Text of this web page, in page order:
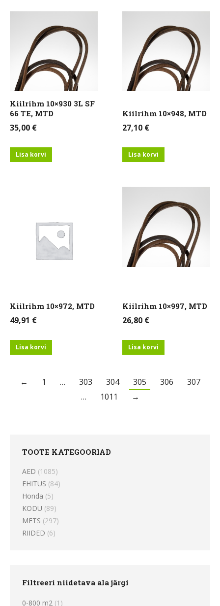
Kiilrihm 10×930 3L SF
66 TE, MTD
35,00 €
Lisa korvi
Kiilrihm 10×948, MTD
27,10 €
Lisa korvi
Kiilrihm 10×972, MTD
49,91 €
Lisa korvi
Kiilrihm 10×997, MTD
26,80 €
Lisa korvi
← 1 … 303 304 305 306
307
…
1011 →
TOOTE KATEGOORIAD
AED (1085)
EHITUS (84)
Honda (5)
KODU (89)
METS (297)
RIIDED (6)
Filtreeri niidetava ala järgi
0-800 m2 (1)